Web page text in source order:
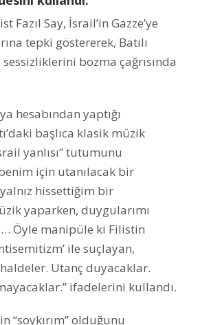
Fazıl Say, İsrail’in Gazze’ye
tepki göstererek, Batılı
bozma çağrısında
hesabından yaptığı
başlıca klasik müzik
yanlısı” tutumunu
için utanılacak bir
hissettiğim bir
yaparken, duygularımı
Öyle manipüle ki Filistin
ile suçlayan,
Utanç duyacaklar.
ifadelerini kullandı.
“soykırım” olduğunu